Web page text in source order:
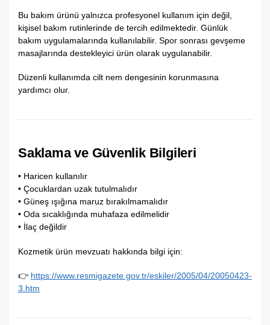
Bu bakım ürünü yalnızca profesyonel kullanım için değil,
kişisel bakım rutinlerinde de tercih edilmektedir. Günlük
bakım uygulamalarında kullanılabilir. Spor sonrası gevşeme
masajlarında destekleyici ürün olarak uygulanabilir.
Düzenli kullanımda cilt nem dengesinin korunmasına
yardımcı olur.
Saklama ve Güvenlik Bilgileri
• Haricen kullanılır
• Çocuklardan uzak tutulmalıdır
• Güneş ışığına maruz bırakılmamalıdır
• Oda sıcaklığında muhafaza edilmelidir
• İlaç değildir
Kozmetik ürün mevzuatı hakkında bilgi için:
👉 https://www.resmigazete.gov.tr/eskiler/2005/04/20050423-
3.htm